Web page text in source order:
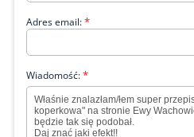
Adres email:*
Wiadomość:*